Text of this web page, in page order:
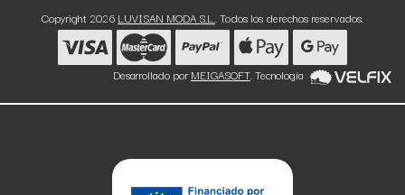
Copyright 2026 LUVISAN MODA S.L.. Todos los derechos reservados.
Desarrollado por MEIGASOFT. Tecnología